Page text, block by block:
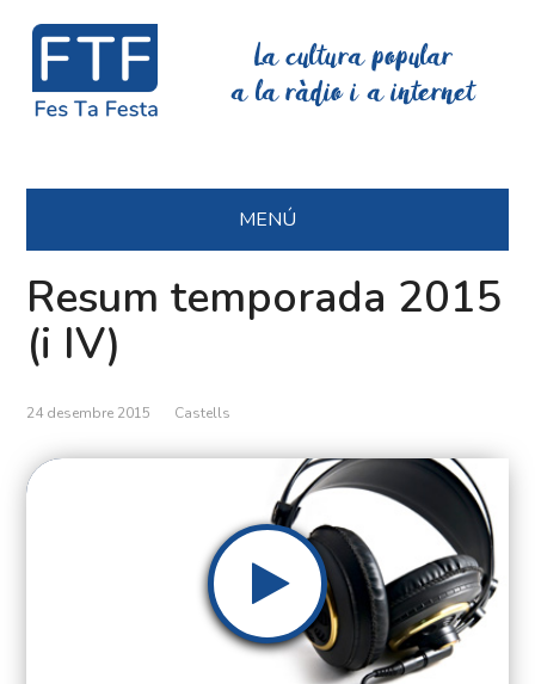
La cultura popular
a la ràdio i a internet
MENÚ
Resum temporada 2015
(i IV)
24 desembre 2015 Castells